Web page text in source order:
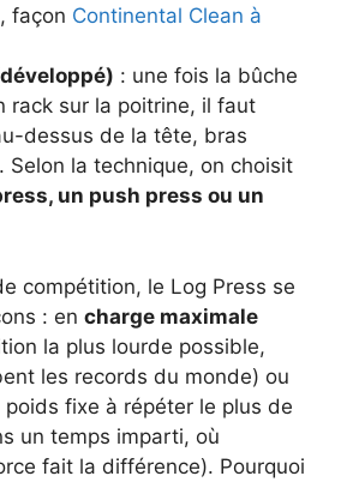
façon Continental Clean à
: une fois la bûche
rack sur la poitrine, il faut
dessus de la tête, bras
Selon la technique, on choisit
un push press ou un
compétition, le Log Press se
: en charge maximale
la plus lourde possible,
les records du monde) ou
poids fixe à répéter le plus de
un temps imparti, où
fait la différence). Pourquoi